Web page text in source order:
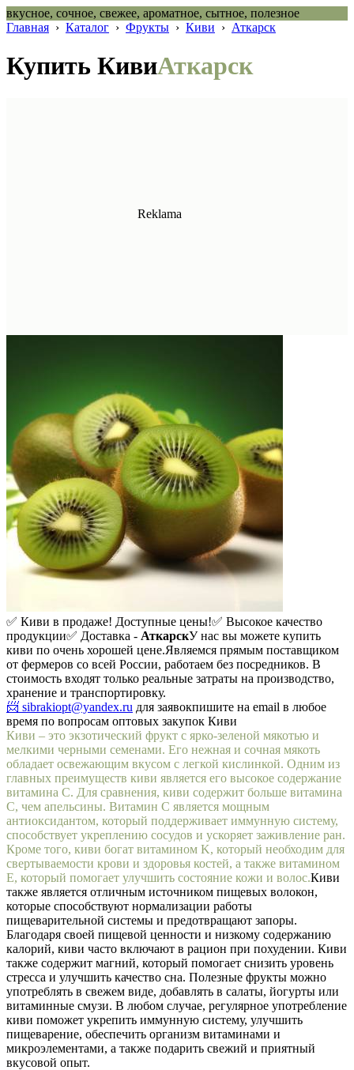
вкусное, сочное, свежее, ароматное, сытное, полезное
Главная › Каталог › Фрукты › Киви › Аткарск
Купить КивиАткарск
✅ Киви в продаже! Доступные цены!✅ Высокое качество
продукции✅ Доставка - АткарскУ нас вы можете купить
киви по очень хорошей цене.Являемся прямым поставщиком
от фермеров со всей России, работаем без посредников. В
стоимость входят только реальные затраты на производство,
хранение и транспортировку.
📨 sibrakiopt@yandex.ru для заявокпишите на email в любое
время по вопросам оптовых закупок Киви
Киви – это экзотический фрукт с ярко-зеленой мякотью и
мелкими черными семенами. Его нежная и сочная мякоть
обладает освежающим вкусом с легкой кислинкой. Одним из
главных преимуществ киви является его высокое содержание
витамина C. Для сравнения, киви содержит больше витамина
C, чем апельсины. Витамин C является мощным
антиоксидантом, который поддерживает иммунную систему,
способствует укреплению сосудов и ускоряет заживление ран.
Кроме того, киви богат витамином K, который необходим для
свертываемости крови и здоровья костей, а также витамином
E, который помогает улучшить состояние кожи и волос.Киви
также является отличным источником пищевых волокон,
которые способствуют нормализации работы
пищеварительной системы и предотвращают запоры.
Благодаря своей пищевой ценности и низкому содержанию
калорий, киви часто включают в рацион при похудении. Киви
также содержит магний, который помогает снизить уровень
стресса и улучшить качество сна. Полезные фрукты можно
употреблять в свежем виде, добавлять в салаты, йогурты или
витаминные смузи. В любом случае, регулярное употребление
киви поможет укрепить иммунную систему, улучшить
пищеварение, обеспечить организм витаминами и
микроэлементами, а также подарить свежий и приятный
вкусовой опыт.